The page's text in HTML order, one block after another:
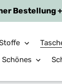
Bestellung